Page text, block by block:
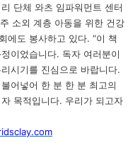
단체 와츠 임파워먼트 센터
소외 계층 아동을 위한 건강
에도 봉사하고 있다. “이 책
이었습니다. 독자 여러분이
시기를 진심으로 바랍니다.
어넣어 한 분 한 분 최고의
목적입니다. 우리가 되고자